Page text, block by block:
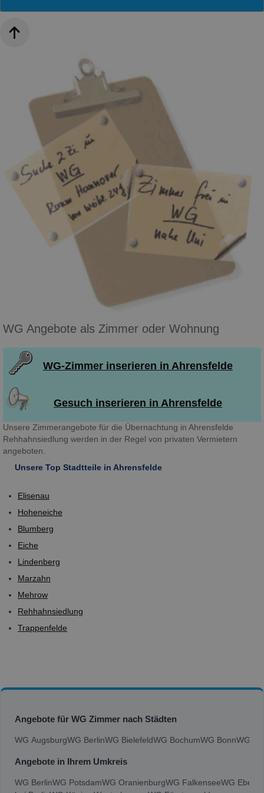
WG Angebote als Zimmer oder Wohnung
WG-Zimmer inserieren in Ahrensfelde
Gesuch inserieren in Ahrensfelde
Unsere Zimmerangebote für die Übernachtung in Ahrensfelde
Rehhahnsiedlung werden in der Regel von privaten Vermietern
angeboten.
Unsere Top Stadtteile in Ahrensfelde
Elisenau
Hoheneiche
Blumberg
Eiche
Lindenberg
Marzahn
Mehrow
Rehhahnsiedlung
Trappenfelde
Angebote für WG Zimmer nach Städten
WG AugsburgWG BerlinWG BielefeldWG BochumWG BonnWG
Angebote in Ihrem Umkreis
WG BerlinWG PotsdamWG OranienburgWG FalkenseeWG